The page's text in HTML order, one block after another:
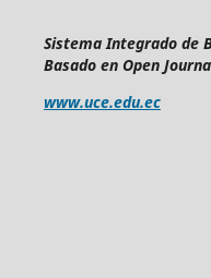
Sistema Integrado de
Basado en Open
www.uce.edu.ec